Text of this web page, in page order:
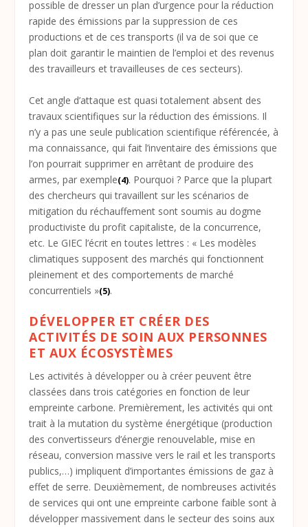
possible de dresser un plan d’urgence pour la réduction
rapide des émissions par la suppression de ces
productions et de ces transports (il va de soi que ce
plan doit garantir le maintien de l’emploi et des revenus
des travailleurs et travailleuses de ces secteurs).
Cet angle d’attaque est quasi totalement absent des
travaux scientifiques sur la réduction des émissions. Il
n’y a pas une seule publication scientifique référencée, à
ma connaissance, qui fait l’inventaire des émissions que
l’on pourrait supprimer en arrêtant de produire des
armes, par exemple(4). Pourquoi ? Parce que la plupart
des chercheurs qui travaillent sur les scénarios de
mitigation du réchauffement sont soumis au dogme
productiviste du profit capitaliste, de la concurrence,
etc. Le GIEC l’écrit en toutes lettres : « Les modèles
climatiques supposent des marchés qui fonctionnent
pleinement et des comportements de marché
concurrentiels »(5).
DÉVELOPPER ET CRÉER DES
ACTIVITÉS DE SOIN AUX PERSONNES
ET AUX ÉCOSYSTÈMES
Les activités à développer ou à créer peuvent être
classées dans trois catégories en fonction de leur
empreinte carbone. Premièrement, les activités qui ont
trait à la mutation du système énergétique (production
des convertisseurs d’énergie renouvelable, mise en
réseau, conversion massive vers le rail et les transports
publics,…) impliquent d’importantes émissions de gaz à
effet de serre. Deuxièmement, de nombreuses activités
de services qui ont une empreinte carbone faible sont à
développer massivement dans le secteur des soins aux